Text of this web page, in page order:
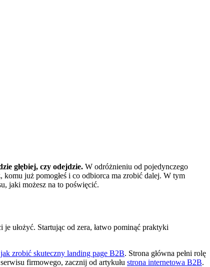
głębiej, czy odejdzie. W odróżnieniu od pojedynczego
już pomogłeś i co odbiorca ma zrobić dalej. W tym
jaki możesz na to poświęcić.
ułożyć. Startując od zera, łatwo pominąć praktyki
jak zrobić skuteczny landing page B2B. Strona główna pełni rolę
firmowego, zacznij od artykułu strona internetowa B2B.